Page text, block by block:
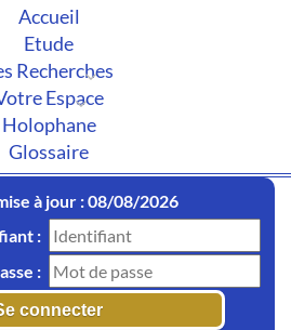
navigation
Accueil
Etude
Recherches
Espace
Holophane
Glossaire
à jour : 08/08/2026
:
: